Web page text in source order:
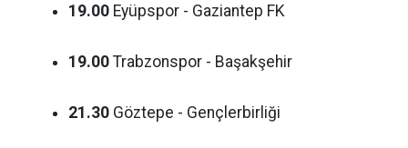
19.00 Eyüpspor - Gaziantep FK
19.00 Trabzonspor - Başakşehir
21.30 Göztepe - Gençlerbirliği